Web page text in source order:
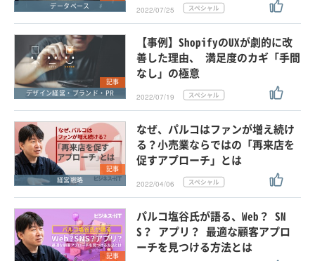
データベース
2022/07/25
記事
デザイン経営・ブランド・PR
【事例】ShopifyのUXが劇的に改
善した理由、 満足度のカギ「手間
なし」の極意
2022/07/19
記事
経営戦略
なぜ、パルコはファンが増え続け
る？小売業ならではの「再来店を
促すアプローチ」とは
2022/04/06
記事
パルコ塩谷氏が語る、Web？ SN
S？ アプリ？ 最適な顧客アプロ
ーチを見つける方法とは